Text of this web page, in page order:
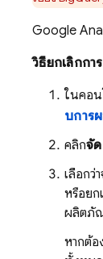
Google
วิธียกเลิกกา
ในคอน
บการ
คลิกจั
เลือกว่
หรือยก
ผลิตภั
หากต้อ